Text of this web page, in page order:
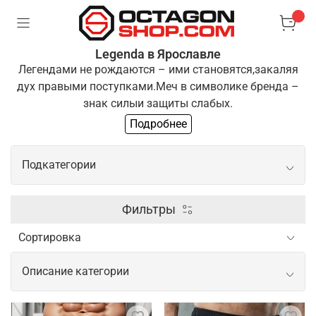
Legenda в Ярославле
Легендами не рождаются – ими становятся,закаляя
дух правыми поступками.Меч в символике бренда –
знак силыи защиты слабых.
Одежда "Легенда" для тех, кто выбирает
путьпреодоления и развития. Если ты разделяешь
этипринципы, ты готов стать частью нашей команды
Подробнее
Подкатегории
Боксерские перчатки
Шлем для бокса
Щитки шингарды
Фильтры
Описание категории
Одежда и экипировка для спорта от